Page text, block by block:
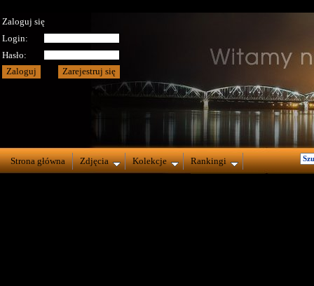
Zaloguj się
Login:
Hasło:
Strona główna Zdjęcia Kolekcje Rankingi